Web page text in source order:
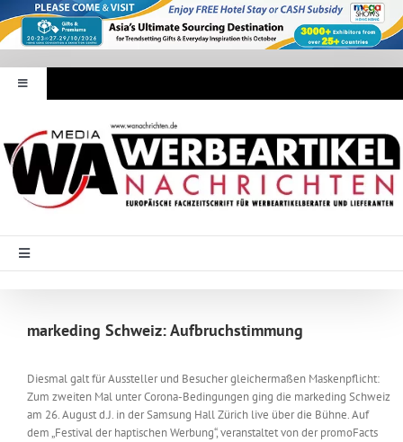
Inhalt
springen
Toggle
Navigation
Werbeartikel Nachrichten
E-Paper
WA Media
Toggle
Messen & Events
markeding Schweiz: Aufbruchstimmung
Diesmal galt für Aussteller und Besucher gleichermaßen Maskenpflicht:
Zum zweiten Mal unter Corona-Bedingungen ging die markeding Schweiz
am 26. August d.J. in der Samsung Hall Zürich live über die Bühne. Auf
dem „Festival der haptischen Werbung“, veranstaltet von der promoFacts